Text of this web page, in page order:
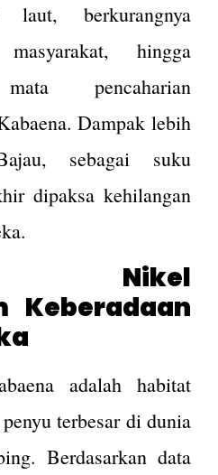
laut, berkurangnya
hingga
mata pencaharian
Dampak lebih
sebagai suku
dipaksa kehilangan
Nikel
Keberadaan
adalah habitat
terbesar di dunia
Berdasarkan data